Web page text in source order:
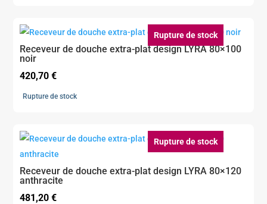
367,20 €.
220,32 €.
Rupture de stock
Receveur de douche extra-plat design LYRA 80×100
noir
420,70€
Rupture de stock
Rupture de stock
Receveur de douche extra-plat design LYRA 80×120
anthracite
481,20€